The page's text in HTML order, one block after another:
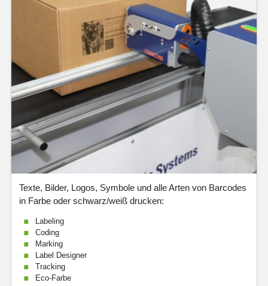
Texte, Bilder, Logos, Symbole und alle Arten von Barcodes
in Farbe oder schwarz/weiß drucken:
Labeling
Coding
Marking
Label Designer
Tracking
Eco-Farbe